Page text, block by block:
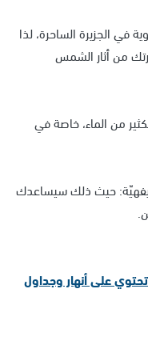
الجزيرة الساحرة، لذا
من أثار الشمس
من الماء، خاصة في
حيث ذلك سيساعدك
على أنهار وجداول